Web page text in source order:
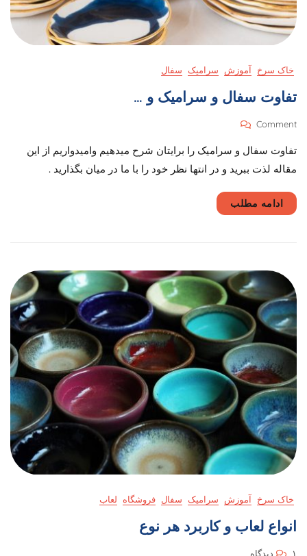
خاک سرخ آموزش سرامیک سفال
تفاوت سفال و سرامیک و …
Comment
On
سفال
سرامیک
و
…
تفاوت سفال و سرامیک را برایتان شرح میدهیم وامیدواریم از این
مقاله لذت ببرید و در انتها نظر خود را با ما در میان بگذارید .
ادامه مطلب
خاک سرخ آموزش سرامیک سفال فروشگاه لعاب
انواع لعاب و کاربرد هر نوع
۱ دیدگاه